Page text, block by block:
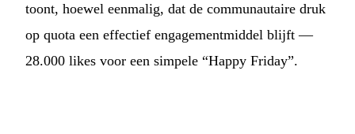
toont, hoewel eenmalig, dat de communautaire druk
op quota een effectief engagementmiddel blijft —
28.000 likes voor een simpele “Happy Friday”.